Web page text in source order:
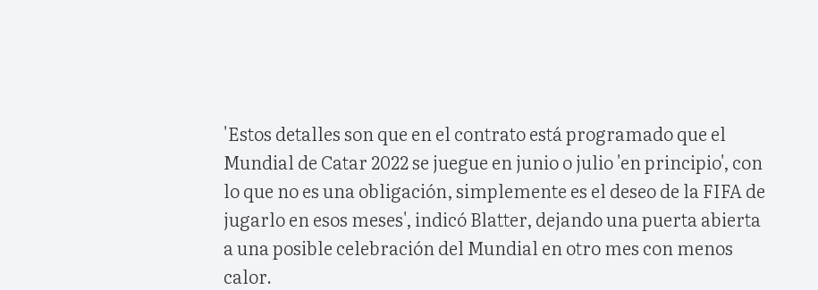
'Estos detalles son que en el contrato está programado que el
Mundial de Catar 2022 se juegue en junio o julio 'en principio', con
lo que no es una obligación, simplemente es el deseo de la FIFA de
jugarlo en esos meses', indicó Blatter, dejando una puerta abierta
a una posible celebración del Mundial en otro mes con menos
calor.